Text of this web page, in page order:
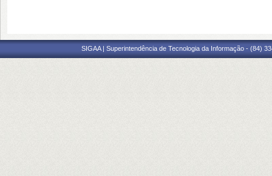
SIGAA | Superintendência de Tecnologia da Informação - (84)